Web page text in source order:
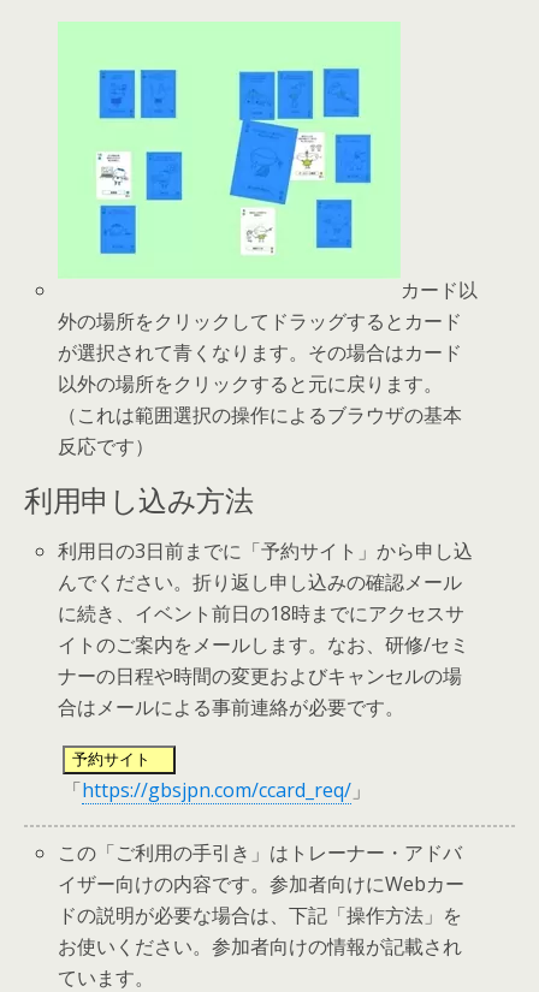
カード以
外の場所をクリックしてドラッグするとカード
が選択されて青くなります。その場合はカード
以外の場所をクリックすると元に戻ります。
（これは範囲選択の操作によるブラウザの基本
反応です）
利用申し込み方法
利用日の3日前までに「予約サイト」から申し込
んでください。折り返し申し込みの確認メール
に続き、イベント前日の18時までにアクセスサ
イトのご案内をメールします。なお、研修/セミ
ナーの日程や時間の変更およびキャンセルの場
合はメールによる事前連絡が必要です。
予約サイト
「https://gbsjpn.com/ccard_req/ 」
この「ご利用の手引き」はトレーナー・アドバ
イザー向けの内容です。参加者向けにWebカー
ドの説明が必要な場合は、下記「操作方法」を
お使いください。参加者向けの情報が記載され
ています。